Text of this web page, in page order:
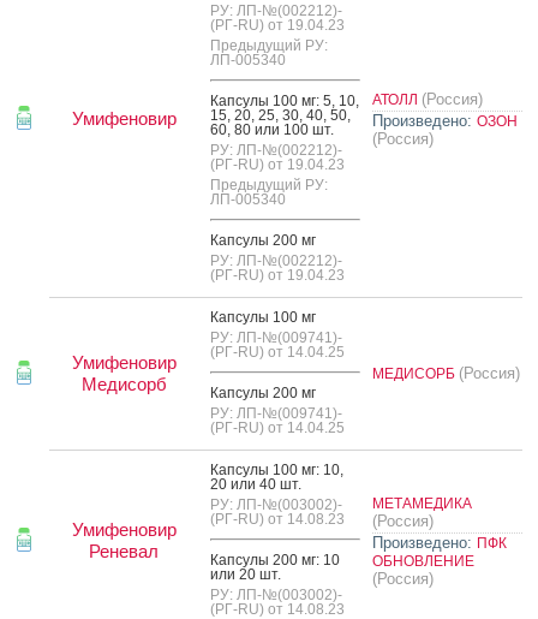
Умифеновир
РУ: ЛП-№(002212)-
(РГ-RU) от 19.04.23
Предыдущий РУ:
ЛП-005340
Кап­су­лы 100 мг: 5, 10,
15, 20, 25, 30, 40, 50,
60, 80 или 100 шт.
РУ: ЛП-№(002212)-
(РГ-RU) от 19.04.23
Предыдущий РУ:
ЛП-005340
Кап­су­лы 200 мг
РУ: ЛП-№(002212)-
(РГ-RU) от 19.04.23
АТОЛЛ (Россия)
Произведено: ОЗОН
(Россия)
Умифеновир
Медисорб
Кап­су­лы 100 мг
РУ: ЛП-№(009741)-
(РГ-RU) от 14.04.25
Кап­су­лы 200 мг
РУ: ЛП-№(009741)-
(РГ-RU) от 14.04.25
МЕДИСОРБ (Россия)
Умифеновир
Реневал
Кап­су­лы 100 мг: 10,
20 или 40 шт.
РУ: ЛП-№(003002)-
(РГ-RU) от 14.08.23
Кап­су­лы 200 мг: 10
или 20 шт.
РУ: ЛП-№(003002)-
(РГ-RU) от 14.08.23
МЕТАМЕДИКА
(Россия)
Произведено: ПФК
ОБНОВЛЕНИЕ
(Россия)